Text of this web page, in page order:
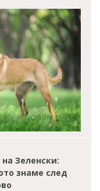
Зеленски:
знаме след